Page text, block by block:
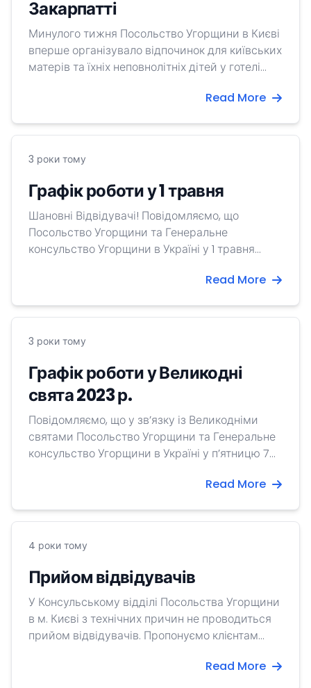
Закарпатті
Минулого тижня Посольство Угорщини в Києві
вперше організувало відпочинок для київських
матерів та їхніх неповнолітніх дітей у готелі
участь 9 матерів та 11 дітей (віком 3-7 років).
армії або визнані зниклими безвісти чи
Read More
3 роки тому
Графік роботи у 1 травня
Шановні Відвідувачі! Повідомляємо, що
Посольство Угорщини та Генеральне
консульство Угорщини в Україні у 1 травня
Read More
3 роки тому
Графік роботи у Великодні
свята 2023 р.
Повідомляємо, що у зв’язку із Великодніми
святами Посольство Угорщини та Генеральне
консульство Угорщини в Україні у п’ятницю 7
працюватиме. Наші співробітники працюють у
Read More
4 роки тому
Прийом відвідувачів
У Консульському відділі Посольства Угорщини
в м. Києві з технічних причин не проводиться
прийом відвідувачів. Пропонуємо клієнтам
Угорщини в м. Ужгород за електронним
Read More